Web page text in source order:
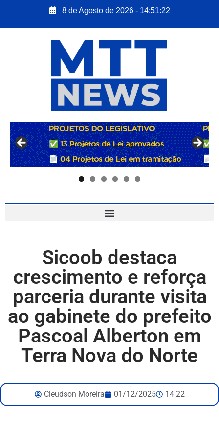
8 de Agosto de 2026 - 14:51:22
Sicoob destaca
crescimento e reforça
parceria durante visita
ao gabinete do prefeito
Pascoal Alberton em
Terra Nova do Norte
Cleudson Moreira 01/12/2025 14:22